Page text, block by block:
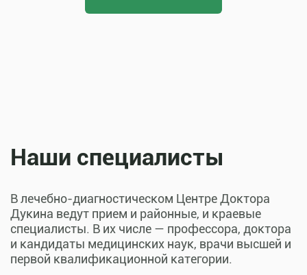
Наши специалисты
В лечебно-диагностическом Центре Доктора
Дукина ведут прием и районные, и краевые
специалисты. В их числе — профессора, доктора
и кандидаты медицинских наук, врачи высшей и
первой квалификационной категории.